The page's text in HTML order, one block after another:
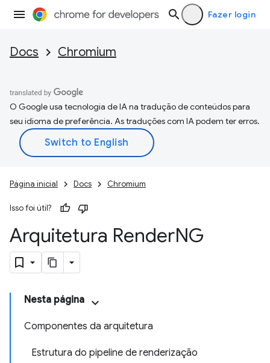
Fazer login
Docs Chromium
O Google usa tecnologia de IA na tradução de conteúdos para
seu idioma de preferência. As traduções com IA podem ter erros.
Página inicial Docs Chromium
Isso foi útil?
Arquitetura RenderNG
Nesta página
Componentes da arquitetura
Estrutura do pipeline de renderização